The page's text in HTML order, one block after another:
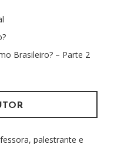
Brasileiro? – Parte 2
palestrante e